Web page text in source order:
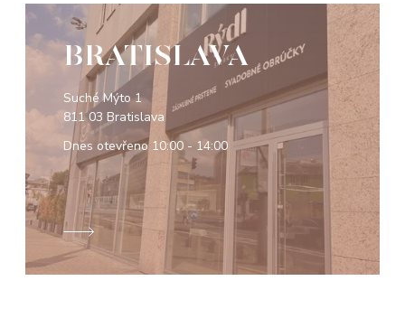
BRATISLAVA
Suché Mýto 1
811 03 Bratislava
Dnes otevřeno 10:00 - 14:00